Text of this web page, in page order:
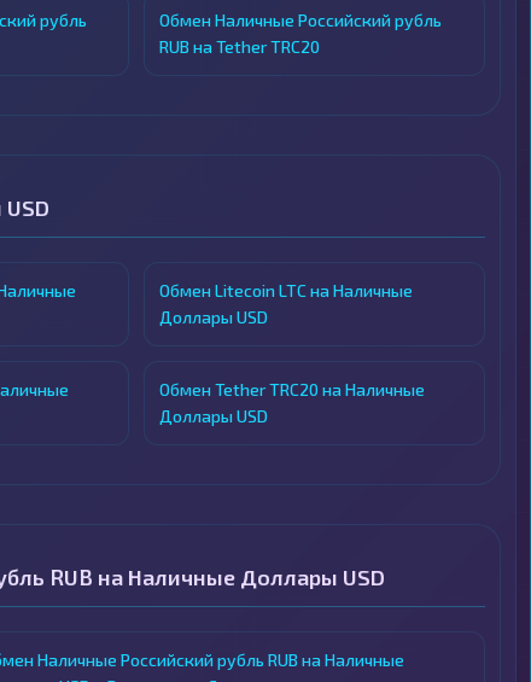
рубль
Обмен Наличные Российский рубль
RUB на Tether TRC20
Обмен Litecoin LTC на Наличные
Доллары USD
Обмен Tether TRC20 на Наличные
Доллары USD
RUB на Наличные Доллары USD
Наличные Российский рубль RUB на Наличные